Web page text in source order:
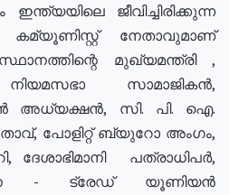
ജീവിച്ചിരിക്കുന്ന
കമ്യൂണിസ്റ്റ് നേതാവുമാണ്
മുഖ്യമന്ത്രി ,
സാമാജികൻ,
അധ്യക്ഷൻ, സി. പി. ഐ.
പോളിറ്റ് ബ്യുറോ അംഗം,
ദേശാഭിമാനി പത്രാധിപർ,
- ട്രേഡ് യൂണിയൻ